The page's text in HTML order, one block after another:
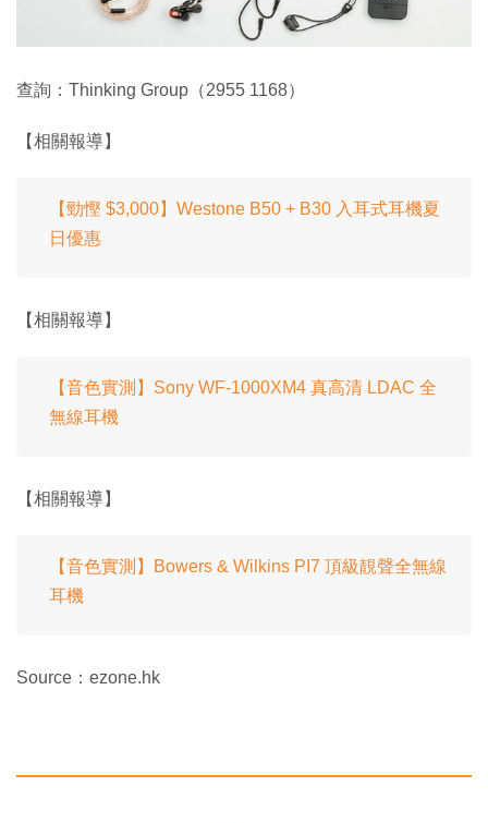
查詢：Thinking Group（2955 1168）
【相關報導】
【勁慳 $3,000】Westone B50 + B30 入耳式耳機夏
日優惠
【相關報導】
【音色實測】Sony WF-1000XM4 真高清 LDAC 全
無線耳機
【相關報導】
【音色實測】Bowers & Wilkins PI7 頂級靚聲全無線
耳機
Source：ezone.hk